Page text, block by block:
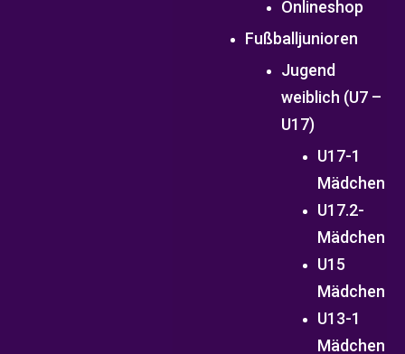
Onlineshop
Fußballjunioren
Jugend
weiblich (U7 –
U17)
U17-1
Mädchen
U17.2-
Mädchen
U15
Mädchen
U13-1
Mädchen